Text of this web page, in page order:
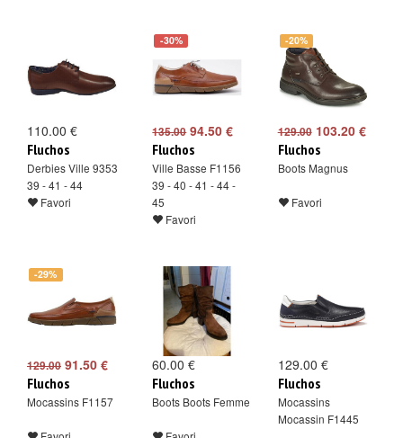
110.00 €
Fluchos
Derbies Ville 9353
39 - 41 - 44
Favori
-30%
135.0094.50 €
Fluchos
Ville Basse F1156
39 - 40 - 41 - 44 -
45
Favori
-20%
129.00103.20 €
Fluchos
Boots Magnus
Favori
-29%
129.00 91.50 €
Fluchos
Mocassins F1157
60.00 €
Fluchos
Boots Boots Femme
129.00 €
Fluchos
Mocassins
Mocassin F1445